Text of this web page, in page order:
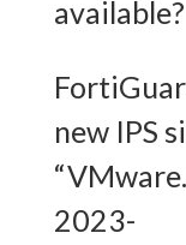
available?
new IPS
2023-